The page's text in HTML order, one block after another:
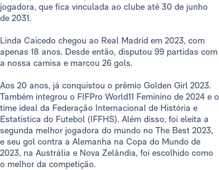
jogadora, que fica vinculada ao clube até 30 de junho
de 2031.
Linda Caicedo chegou ao Real Madrid em 2023, com
apenas 18 anos. Desde então, disputou 99 partidas com
a nossa camisa e marcou 26 gols.
Aos 20 anos, já conquistou o prêmio Golden Girl 2023.
Também integrou o FIFPro World11 Feminino de 2024 e o
time ideal da Federação Internacional de História e
Estatística do Futebol (IFFHS). Além disso, foi eleita a
segunda melhor jogadora do mundo no The Best 2023,
e seu gol contra a Alemanha na Copa do Mundo de
2023, na Austrália e Nova Zelândia, foi escolhido como
o melhor da competição.